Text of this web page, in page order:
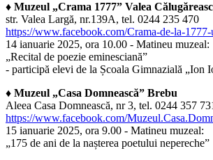
♦ Muzeul „Crama 1777” Valea
str. Valea Largă, nr.139A, tel. 0244 235 470
https://www.facebook.com/Crama-de-la-
14 ianuarie 2025, ora 10.00 - Matineu muzeal:
„Recital de poezie eminesciană”
- participă elevi de la Școala Gimnazială „Ion
♦ Muzeul „Casa Domnească” Brebu
Aleea Casa Domnească, nr 3, tel. 0244 357
https://www.facebook.com/
15 ianuarie 2025, ora 9.00 - Matineu muzeal:
„175 de ani de la nașterea poetului nepereche”